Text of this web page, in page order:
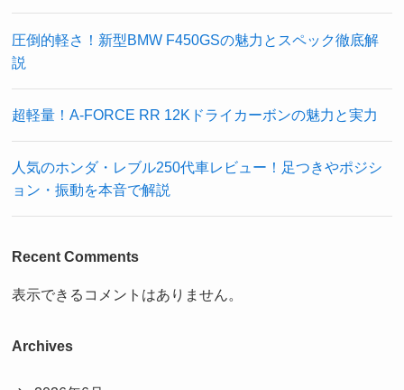
圧倒的軽さ！新型BMW F450GSの魅力とスペック徹底解
説
超軽量！A-FORCE RR 12Kドライカーボンの魅力と実力
人気のホンダ・レブル250代車レビュー！足つきやポジシ
ョン・振動を本音で解説
Recent Comments
表示できるコメントはありません。
Archives